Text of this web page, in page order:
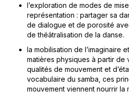
l’exploration de modes de
représentation : partager sa
de dialogue et de porosité
de théâtralisation de la danse.
la mobilisation de l’imaginaire
matières physiques à partir de
qualités de mouvement et
vocabulaire du samba, ces
mouvement viennent nourrir la